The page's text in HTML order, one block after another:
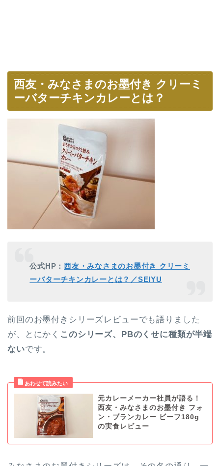
西友・みなさまのお墨付き クリーミ
ーバターチキンカレーとは？
公式HP：西友・みなさまのお墨付き クリーミ
ーバターチキンカレーとは？／SEIYU
前回のお墨付きシリーズレビューでも語りました
が、とにかく このシリーズ、PBのくせに種類が半端
ないです。
元カレーメーカー社員が語る！
西友・みなさまのお墨付き フォ
ン・ブランカレー ビーフ180g
の実食レビュー